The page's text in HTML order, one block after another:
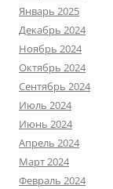
Январь 2025
Декабрь 2024
Ноябрь 2024
Октябрь 2024
Сентябрь 2024
Июль 2024
Июнь 2024
Апрель 2024
Март 2024
Февраль 2024